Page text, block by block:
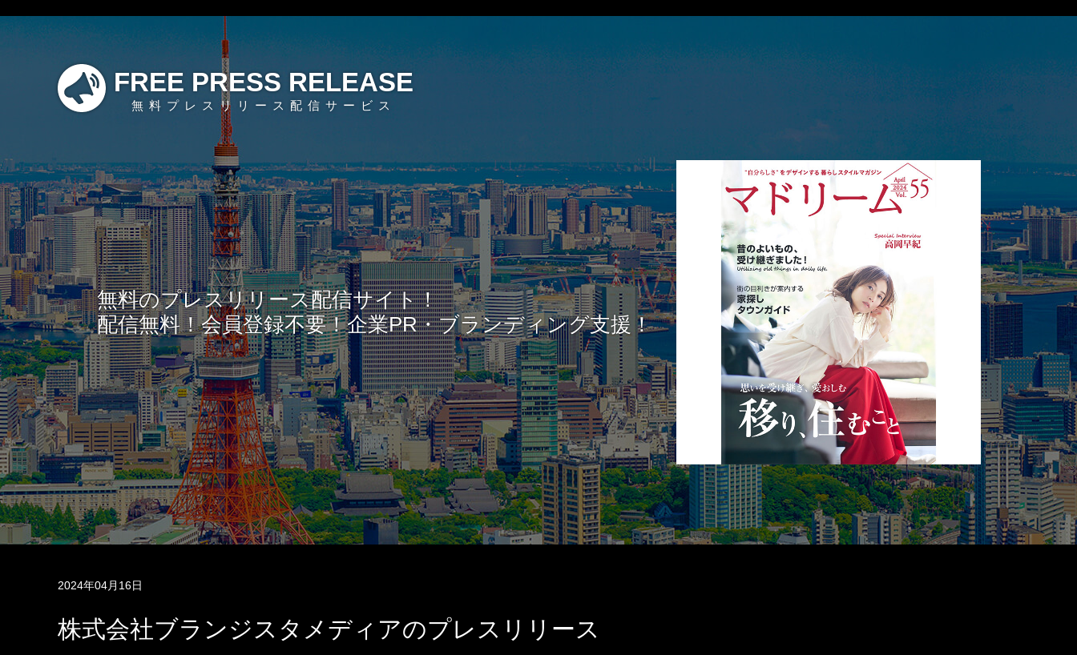
FREE PRESS RELEASE
無料プレスリリース配信サービス
無料のプレスリリース配信サイト！
配信無料！会員登録不要！企業PR・ブランディング支援！
2024年04月16日
株式会社ブランジスタメディアのプレスリリース